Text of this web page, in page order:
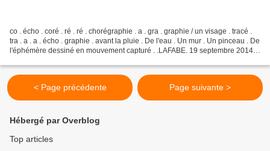
co . écho . coré . ré . ré . chorégraphie . a . gra . graphie / un visage . tracé .
tra . a . a . écho . graphie . avant la pluie . De l'eau . Un mur . Un pinceau . De
l'éphémère dessiné en mouvement capturé . .LAFABE. 19 septembre 2014 .
< Page précédente Page suivante >
Hébergé par Overblog
Top articles